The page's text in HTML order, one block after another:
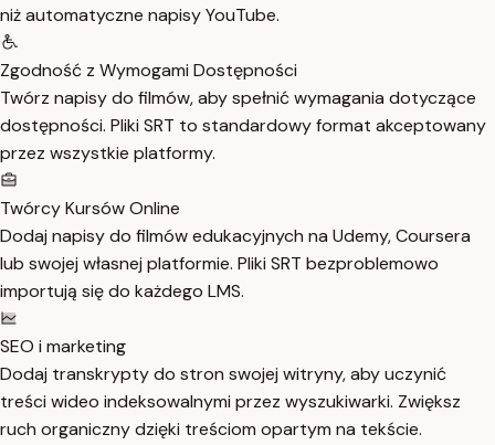
niż automatyczne napisy YouTube.
Zgodność z Wymogami Dostępności
Twórz napisy do filmów, aby spełnić wymagania dotyczące
dostępności. Pliki SRT to standardowy format akceptowany
przez wszystkie platformy.
Twórcy Kursów Online
Dodaj napisy do filmów edukacyjnych na Udemy, Coursera
lub swojej własnej platformie. Pliki SRT bezproblemowo
importują się do każdego LMS.
SEO i marketing
Dodaj transkrypty do stron swojej witryny, aby uczynić
treści wideo indeksowalnymi przez wyszukiwarki. Zwiększ
ruch organiczny dzięki treściom opartym na tekście.